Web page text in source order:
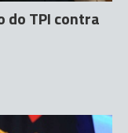
do TPI contra